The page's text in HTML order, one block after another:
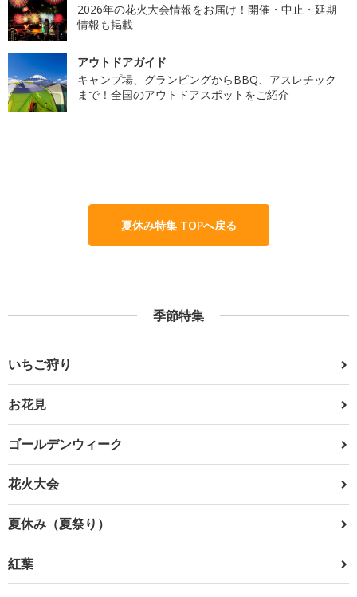
2026年の花火大会情報をお届け！開催・中止・延期
情報も掲載
アウトドアガイド
キャンプ場、グランピングからBBQ、アスレチック
まで！全国のアウトドアスポットをご紹介
夏休み特集 TOPへ戻る
季節特集
いちご狩り
お花見
ゴールデンウィーク
花火大会
夏休み（夏祭り）
紅葉